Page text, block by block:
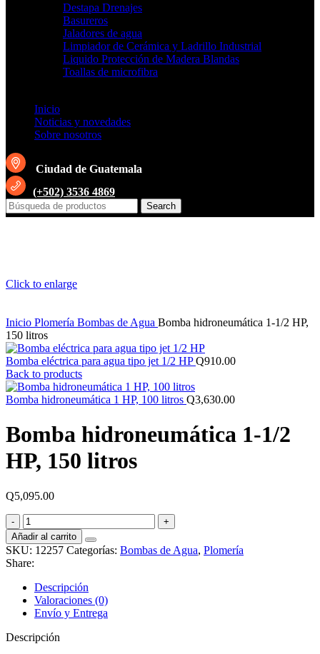
Destapa Drenajes
Basureros
Jaladores de agua
Limpiador de Cerámica y Ladrillo Industrial
Liquido Protección de Madera Blandas
Toallas de microfibra
Inicio
Noticias y novedades
Sobre nosotros
Ciudad de Guatemala
(+502) 3536 4869
Search
Click to enlarge
Inicio Plomería Bombas de Agua Bomba hidroneumática 1-1/2 HP,
150 litros
Bomba eléctrica para agua tipo jet 1/2 HPQ910.00
Back to products
Bomba hidroneumática 1 HP, 100 litros Q3,630.00
Bomba hidroneumática 1-1/2
HP, 150 litros
Q5,095.00
Bomba
hidroneumática
1-
1/2
HP,
150
litros
cantidad
Añadir al carrito
SKU: 12257 Categorías: Bombas de Agua, Plomería
Share:
Descripción
Valoraciones (0)
Envío y Entrega
Descripción